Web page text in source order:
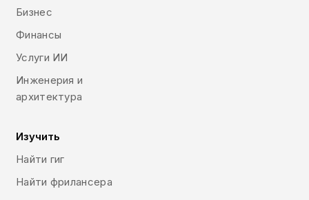
Бизнес
Финансы
Услуги ИИ
Инженерия и
архитектура
Изучить
Найти гиг
Найти фрилансера